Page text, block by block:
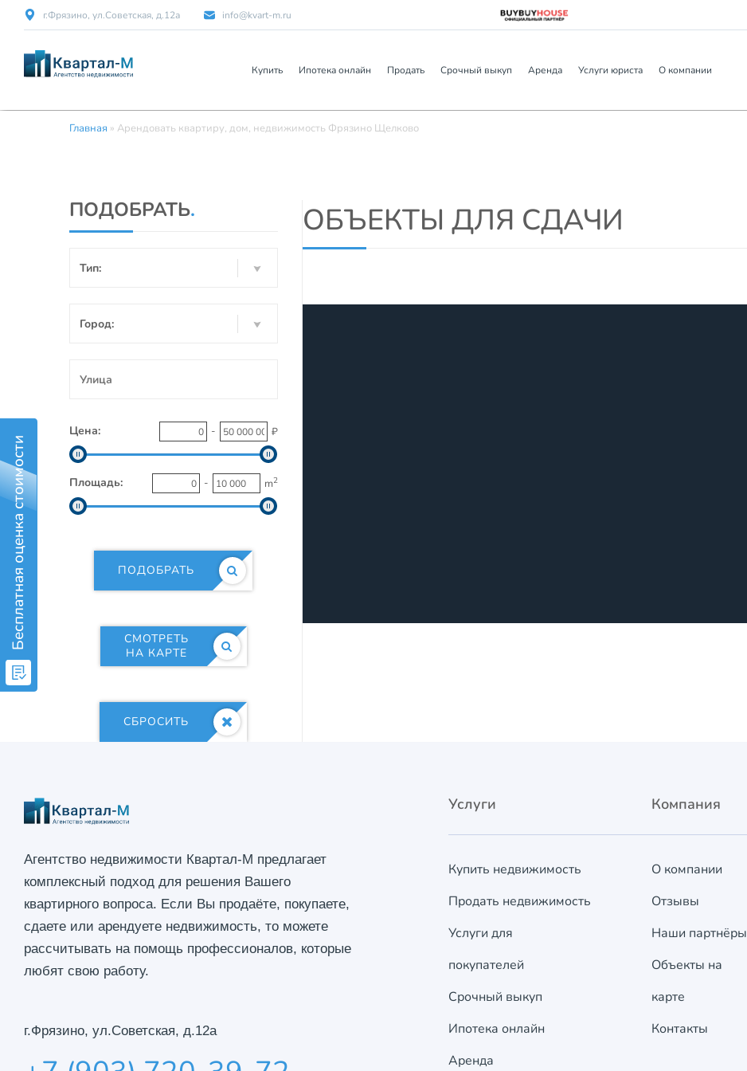
г.Фрязино, ул.Советская, д.12а info@kvart-m.ru
Купить Ипотека онлайн Продать Срочный выкуп Аренда Услуги юриста О компании
Главная » Арендовать квартиру, дом, недвижимость Фрязино Щелково
ПОДОБРАТЬ.
Тип:
Город:
Цена: - ₽
Площадь: - m2
ПОДОБРАТЬ
СМОТРЕТЬ
НА КАРТЕ
СБРОСИТЬ
ОБЪЕКТЫ ДЛЯ СДАЧИ
Агентство недвижимости Квартал-М предлагает
комплексный подход для решения Вашего
квартирного вопроса. Если Вы продаёте, покупаете,
сдаете или арендуете недвижимость, то можете
рассчитывать на помощь профессионалов, которые
любят свою работу.
г.Фрязино, ул.Советская, д.12а
Услуги Компания
Купить недвижимость
Продать недвижимость
Услуги для
покупателей
Срочный выкуп
Ипотека онлайн
Аренда
О компании
Отзывы
Наши партнёры
Объекты на
карте
Контакты
Бесплатная оценка стоимости